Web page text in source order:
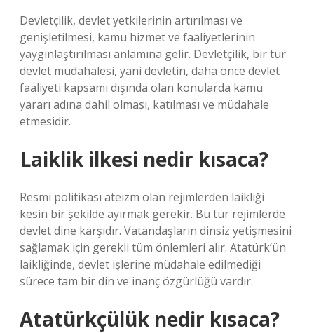
Devletçilik, devlet yetkilerinin artırılması ve
genişletilmesi, kamu hizmet ve faaliyetlerinin
yaygınlaştırılması anlamına gelir. Devletçilik, bir tür
devlet müdahalesi, yani devletin, daha önce devlet
faaliyeti kapsamı dışında olan konularda kamu
yararı adına dahil olması, katılması ve müdahale
etmesidir.
Laiklik ilkesi nedir kısaca?
Resmi politikası ateizm olan rejimlerden laikliği
kesin bir şekilde ayırmak gerekir. Bu tür rejimlerde
devlet dine karşıdır. Vatandaşların dinsiz yetişmesini
sağlamak için gerekli tüm önlemleri alır. Atatürk’ün
laikliğinde, devlet işlerine müdahale edilmediği
sürece tam bir din ve inanç özgürlüğü vardır.
Atatürkçülük nedir kısaca?